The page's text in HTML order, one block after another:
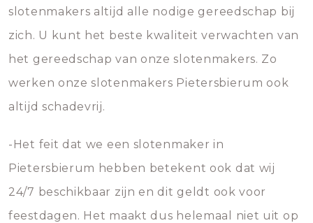
slotenmakers altijd alle nodige gereedschap bij
zich. U kunt het beste kwaliteit verwachten van
het gereedschap van onze slotenmakers. Zo
werken onze slotenmakers Pietersbierum ook
altijd schadevrij.
-Het feit dat we een slotenmaker in
Pietersbierum hebben betekent ook dat wij
24/7 beschikbaar zijn en dit geldt ook voor
feestdagen. Het maakt dus helemaal niet uit op